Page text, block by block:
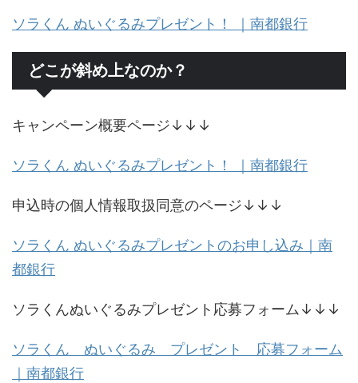
ソラくん ぬいぐるみプレゼント！ ｜南都銀行
どこが斜め上なのか？
キャンペーン概要ページ↓↓↓
ソラくん ぬいぐるみプレゼント！ ｜南都銀行
申込時の個人情報取扱同意のページ↓↓↓
ソラくん ぬいぐるみプレゼントのお申し込み｜南
都銀行
ソラくんぬいぐるみプレゼント応募フォーム↓↓↓
ソラくん ぬいぐるみ プレゼント 応募フォーム
｜南都銀行